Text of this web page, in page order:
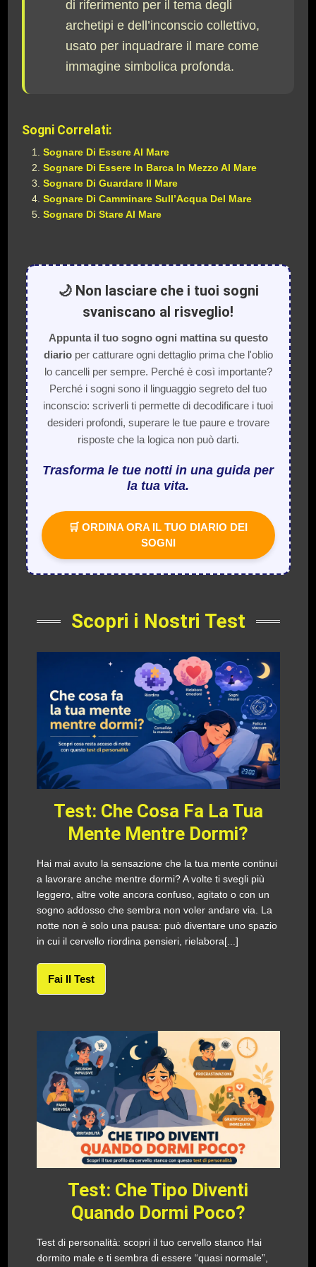
di riferimento per il tema degli
archetipi e dell’inconscio collettivo,
usato per inquadrare il mare come
immagine simbolica profonda.
Sogni Correlati:
Sognare Di Essere Al Mare
Sognare Di Essere In Barca In Mezzo Al Mare
Sognare Di Guardare Il Mare
Sognare Di Camminare Sull’Acqua Del Mare
Sognare Di Stare Al Mare
🌙 Non lasciare che i tuoi sogni
svaniscano al risveglio!
Appunta il tuo sogno ogni mattina su questo
diarioper catturare ogni dettaglio prima che l'oblio
lo cancelli per sempre. Perché è così importante?
Perché i sogni sono il linguaggio segreto del tuo
inconscio: scriverli ti permette di decodificare i tuoi
desideri profondi, superare le tue paure e trovare
risposte che la logica non può darti.
Trasforma le tue notti in una guida per
la tua vita.
🛒 ORDINA ORA IL TUO DIARIO DEI
SOGNI
Scopri i Nostri Test
Test: Che Cosa Fa La Tua
Mente Mentre Dormi?
Hai mai avuto la sensazione che la tua mente continui
a lavorare anche mentre dormi? A volte ti svegli più
leggero, altre volte ancora confuso, agitato o con un
sogno addosso che sembra non voler andare via. La
notte non è solo una pausa: può diventare uno spazio
in cui il cervello riordina pensieri, rielabora[...]
Fai Il Test
Test: Che Tipo Diventi
Quando Dormi Poco?
Test di personalità: scopri il tuo cervello stanco Hai
dormito male e ti sembra di essere “quasi normale”,